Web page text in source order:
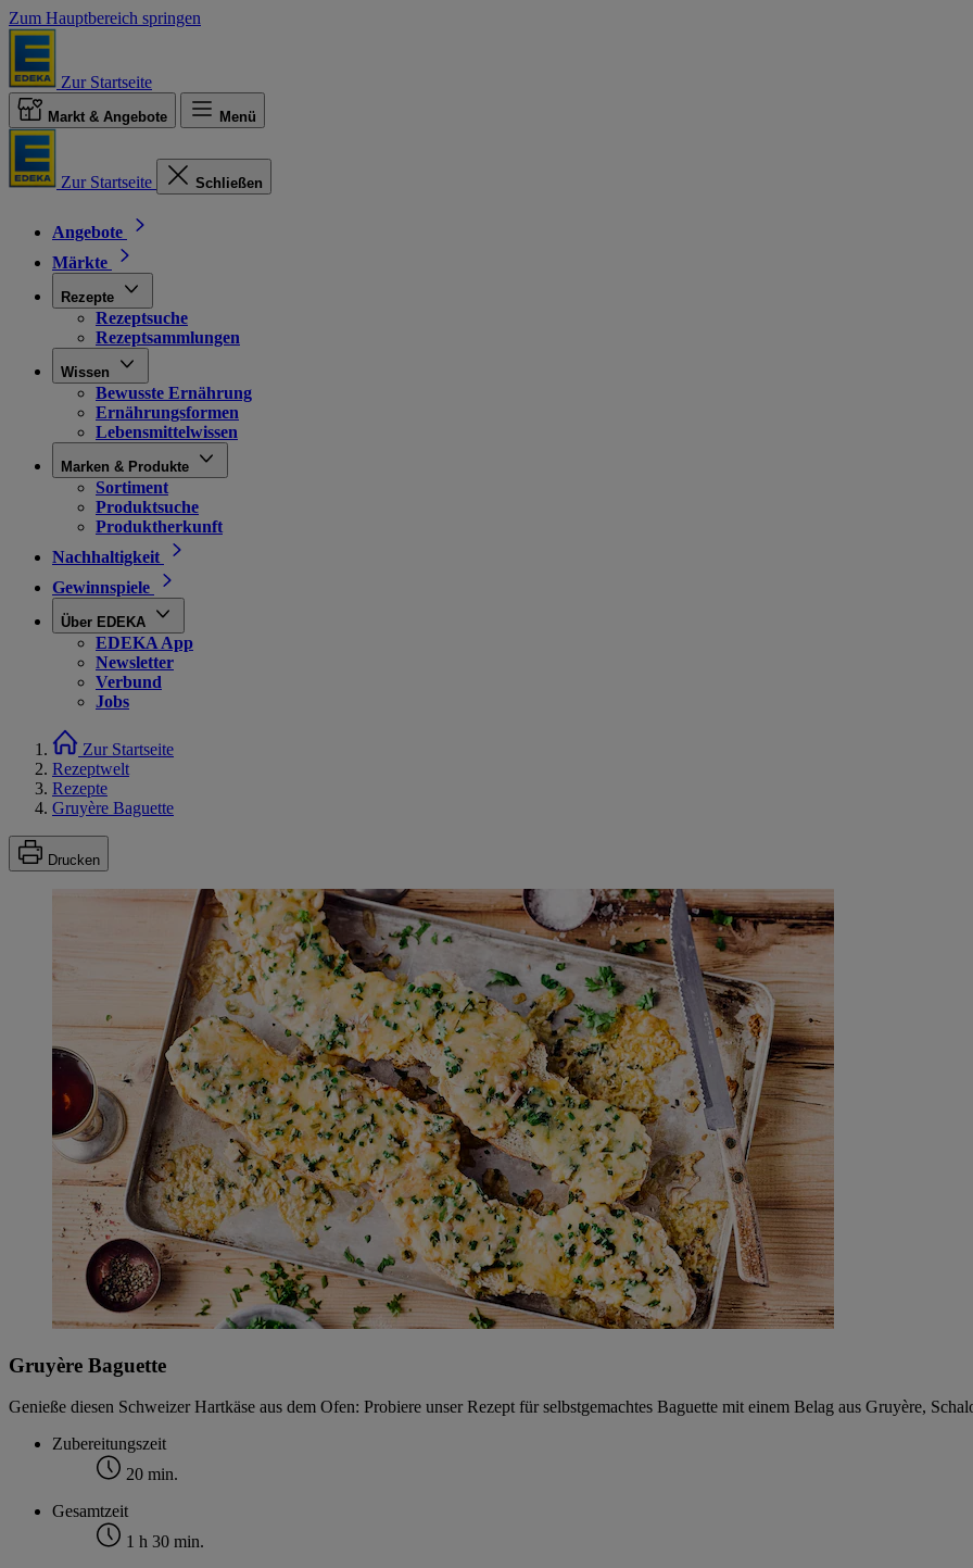
Zum Hauptbereich springen
Zur Startseite
Markt & Angebote Menü
Zur Startseite Schließen
Angebote
Märkte
Rezepte
Rezeptsuche
Rezeptsammlungen
Wissen
Bewusste Ernährung
Ernährungsformen
Lebensmittelwissen
Marken & Produkte
Sortiment
Produktsuche
Produktherkunft
Nachhaltigkeit
Gewinnspiele
Über EDEKA
EDEKA App
Newsletter
Verbund
Jobs
Zur Startseite
Rezeptwelt
Rezepte
Gruyère Baguette
Drucken
Gruyère Baguette
Genieße diesen Schweizer Hartkäse aus dem Ofen: Probiere unser Rezept für selbstgemachtes Baguette mit einem Belag aus Gruyère,
Zubereitungszeit
20 min.
Gesamtzeit
1 h 30 min.